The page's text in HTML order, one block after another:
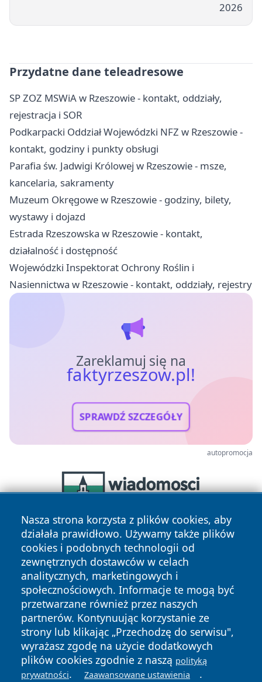
2026
Przydatne dane teleadresowe
SP ZOZ MSWiA w Rzeszowie - kontakt, oddziały,
rejestracja i SOR
Podkarpacki Oddział Wojewódzki NFZ w Rzeszowie -
kontakt, godziny i punkty obsługi
Parafia św. Jadwigi Królowej w Rzeszowie - msze,
kancelaria, sakramenty
Muzeum Okręgowe w Rzeszowie - godziny, bilety,
wystawy i dojazd
Estrada Rzeszowska w Rzeszowie - kontakt,
działalność i dostępność
Wojewódzki Inspektorat Ochrony Roślin i
Nasiennictwa w Rzeszowie - kontakt, oddziały, rejestry
Zareklamuj się na
faktyrzeszow.pl!
SPRAWDŹ SZCZEGÓŁY
autopromocja
Nasza strona korzysta z plików cookies, aby
działała prawidłowo. Używamy także plików
cookies i podobnych technologii od
zewnętrznych dostawców w celach
analitycznych, marketingowych i
społecznościowych. Informacje te mogą być
przetwarzane również przez naszych
partnerów. Kontynuując korzystanie ze
strony lub klikając „Przechodzę do serwisu",
wyrażasz zgodę na użycie dodatkowych
plików cookies zgodnie z naszą polityką
prywatności. Zaawansowane ustawienia .
Copyright © 2026 faktyrzeszow.pl Wszystkie prawa
zastrzeżone.
News Autorzy
Polityka
Prywatności
Polityka
Cookies